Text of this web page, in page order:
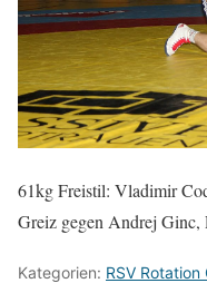
61kg Freistil: Vladimir
Greiz gegen Andrej
Kategorien: RSV Rotation